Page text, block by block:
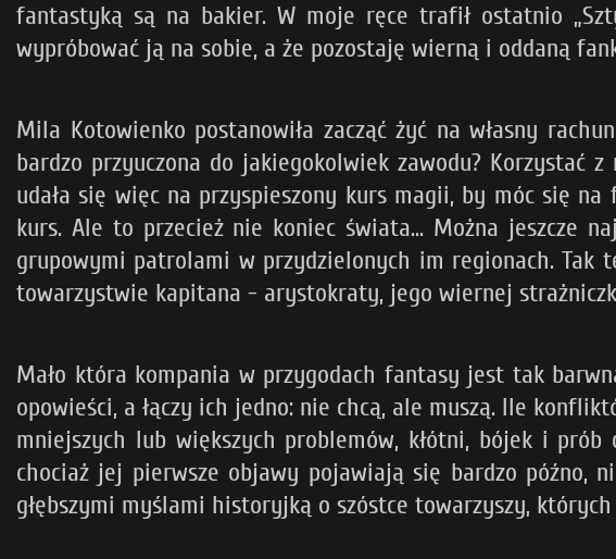
fantastyką są na bakier. W moje ręce trafił ostatnio
wypróbować ją na sobie, a że pozostaję wierną i oddaną
Mila Kotowienko postanowiła zacząć żyć na własny
bardzo przyuczona do jakiegokolwiek zawodu? Korzystać
udała się więc na przyspieszony kurs magii, by móc się
kurs. Ale to przecież nie koniec świata... Można jeszcze
grupowymi patrolami w przydzielonych im regionach.
towarzystwie kapitana - arystokraty, jego wiernej
Mało która kompania w przygodach fantasy jest tak
opowieści, a łączy ich jedno: nie chcą, ale muszą. Ile
mniejszych lub większych problemów, kłótni, bójek i
chociaż jej pierwsze objawy pojawiają się bardzo późno,
głębszymi myślami historyjką o szóstce towarzyszy,